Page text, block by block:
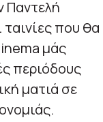
Παντελή
που θα
μάς
περιόδους
ματιά σε